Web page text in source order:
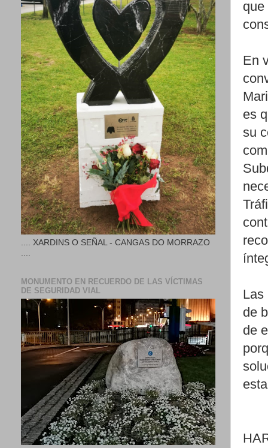
que
En
es
su
Las
de
de
.... XARDINS O SEÑAL - CANGAS DO MORRAZO
MONUMENTO EN RECUERDO DE LAS VÍCTIMAS
DE SEGURIDAD VIAL